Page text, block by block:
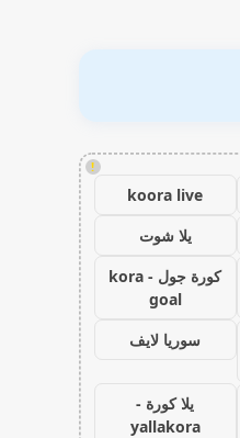
!
koora live
يلا شوت
كورة جول - kora
goal
سوريا لايف
يلا كورة -
yallakora